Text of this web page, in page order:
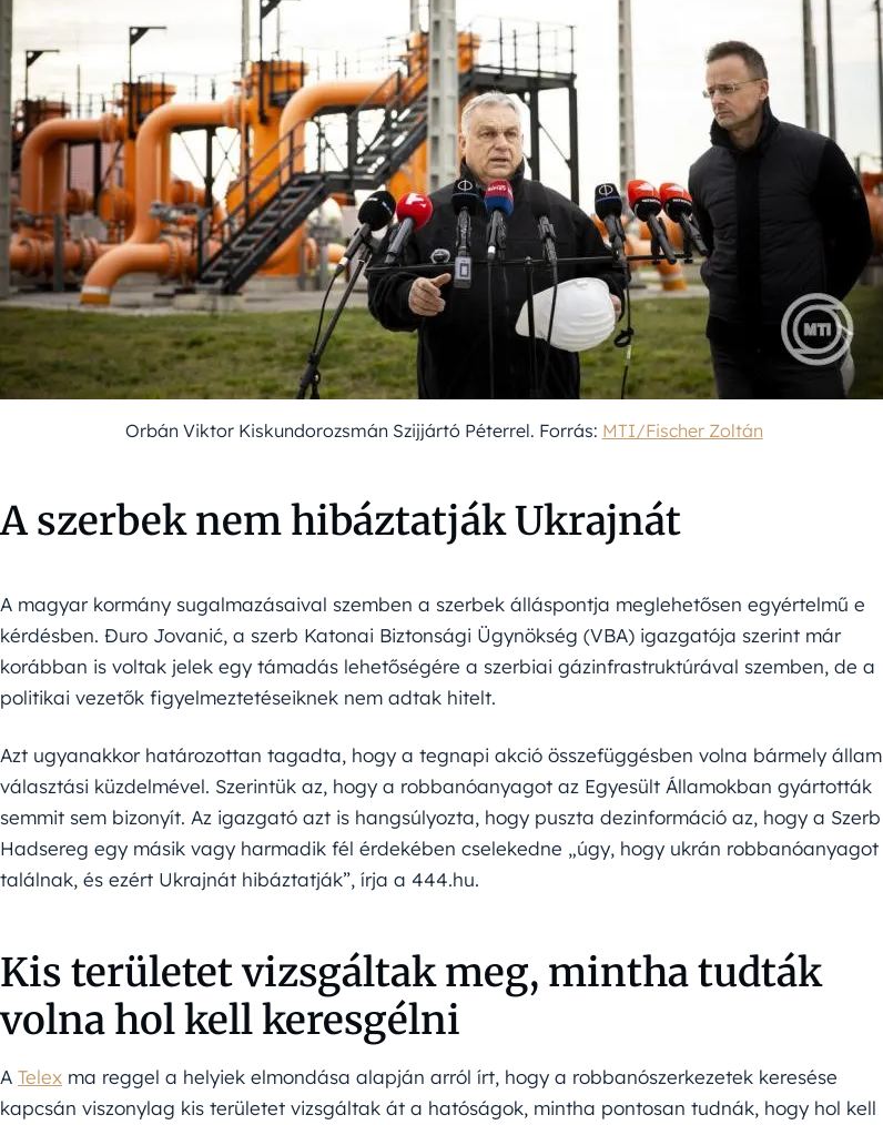
Orbán Viktor Kiskundorozsmán Szijjártó Péterrel. Forrás: MTI/Fischer Zoltán
A szerbek nem hibáztatják Ukrajnát
A magyar kormány sugalmazásaival szemben a szerbek álláspontja meglehetősen egyértelmű e
kérdésben. Đuro Jovanić, a szerb Katonai Biztonsági Ügynökség (VBA) igazgatója szerint már
korábban is voltak jelek egy támadás lehetőségére a szerbiai gázinfrastruktúrával szemben, de a
politikai vezetők figyelmeztetéseiknek nem adtak hitelt.
Azt ugyanakkor határozottan tagadta, hogy a tegnapi akció összefüggésben volna bármely állam
választási küzdelmével. Szerintük az, hogy a robbanóanyagot az Egyesült Államokban gyártották
semmit sem bizonyít. Az igazgató azt is hangsúlyozta, hogy puszta dezinformáció az, hogy a Szerb
Hadsereg egy másik vagy harmadik fél érdekében cselekedne „úgy, hogy ukrán robbanóanyagot
találnak, és ezért Ukrajnát hibáztatják”, írja a 444.hu.
Kis területet vizsgáltak meg, mintha tudták
volna hol kell keresgélni
A Telex ma reggel a helyiek elmondása alapján arról írt, hogy a robbanószerkezetek keresése
kapcsán viszonylag kis területet vizsgáltak át a hatóságok, mintha pontosan tudnák, hogy hol kell